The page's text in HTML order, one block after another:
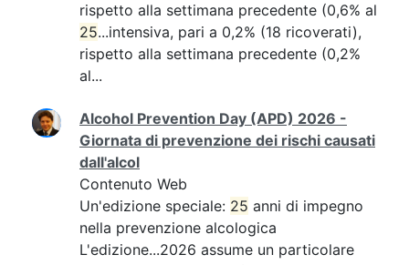
rispetto alla settimana precedente (0,6% al
25...intensiva, pari a 0,2% (18 ricoverati),
rispetto alla settimana precedente (0,2%
al...
Alcohol Prevention Day (APD) 2026 -
Giornata di prevenzione dei rischi causati
dall'alcol
Contenuto Web
Un'edizione speciale: 25 anni di impegno
nella prevenzione alcologica
L'edizione...2026 assume un particolare